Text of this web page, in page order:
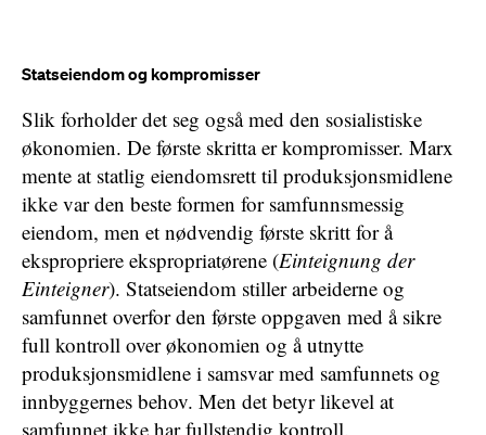
Statseiendom og kompromisser
Slik forholder det seg også med den sosialistiske
økonomien. De første skritta er kompromisser. Marx
mente at statlig eiendomsrett til produksjonsmidlene
ikke var den beste formen for samfunnsmessig
eiendom, men et nødvendig første skritt for å
ekspropriere ekspropriatørene (Einteignung der
Einteigner). Statseiendom stiller arbeiderne og
samfunnet overfor den første oppgaven med å sikre
full kontroll over økonomien og å utnytte
produksjonsmidlene i samsvar med samfunnets og
innbyggernes behov. Men det betyr likevel at
samfunnet ikke har fullstendig kontroll.